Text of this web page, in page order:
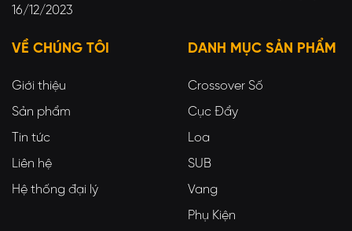
16/12/2023
VỀ CHÚNG TÔI
Giới thiệu
Sản phẩm
Tin tức
Liên hệ
Hệ thống đại lý
DANH MỤC SẢN PHẨM
Crossover Số
Cục Đẩy
Loa
SUB
Vang
Phụ Kiện